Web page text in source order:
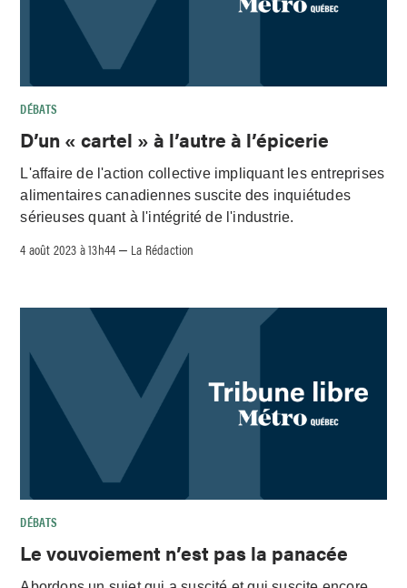
DÉBATS
D’un « cartel » à l’autre à l’épicerie
L'affaire de l'action collective impliquant les entreprises
alimentaires canadiennes suscite des inquiétudes
sérieuses quant à l'intégrité de l'industrie.
4 août 2023 à 13h44 – La Rédaction
DÉBATS
Le vouvoiement n’est pas la panacée